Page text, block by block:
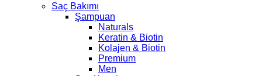
Saç Bakımı
Şampuan
Naturals
Keratin & Biotin
Kolajen & Biotin
Premium
Men